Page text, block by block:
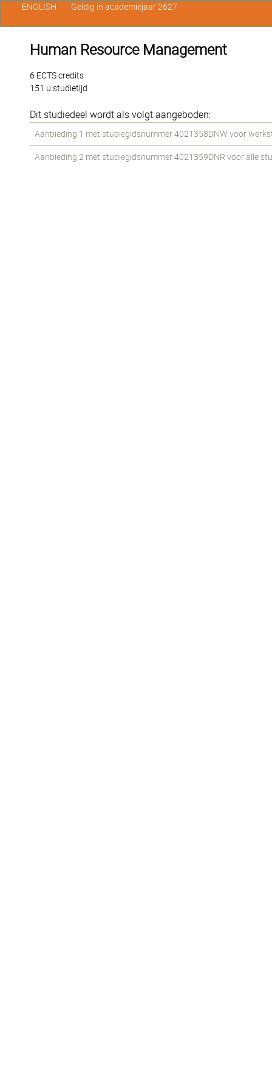
Human Resource Management
6 ECTS credits
151 u studietijd
Dit studiedeel wordt als volgt aangeboden:
Aanbieding 1 met studiegidsnummer 4021358DNW voor
Aanbieding 2 met studiegidsnummer 4021359DNR voor alle
ENGLISH Geldig in academiejaar 2627